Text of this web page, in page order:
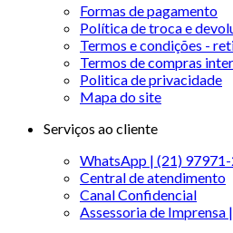
Formas de pagamento
Política de troca e
Termos e condições -
Termos de compras
Politica de privacidade
Mapa do site
Serviços ao cliente
WhatsApp | (21)
Central de atendimento
Canal Confidencial
Assessoria de Imprensa